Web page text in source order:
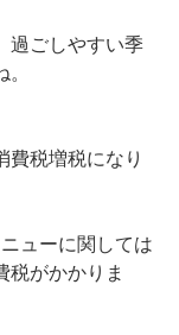
過ごしやすい季
費税増税になり
ューに関しては
税がかかりま